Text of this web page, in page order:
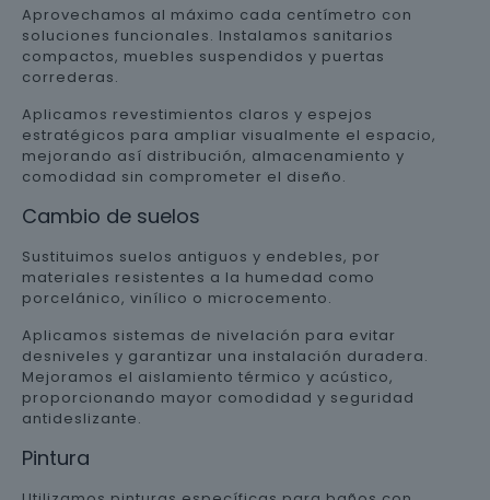
Aprovechamos al máximo cada centímetro con
soluciones funcionales. Instalamos sanitarios
compactos, muebles suspendidos y puertas
correderas.
Aplicamos revestimientos claros y espejos
estratégicos para ampliar visualmente el espacio,
mejorando así distribución, almacenamiento y
comodidad sin comprometer el diseño.
Cambio de suelos
Sustituimos suelos antiguos y endebles, por
materiales resistentes a la humedad como
porcelánico, vinílico o microcemento.
Aplicamos sistemas de nivelación para evitar
desniveles y garantizar una instalación duradera.
Mejoramos el aislamiento térmico y acústico,
proporcionando mayor comodidad y seguridad
antideslizante.
Pintura